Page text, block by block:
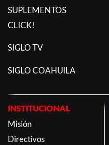
SUPLEMENTOS
CLICK!
SIGLO TV
SIGLO COAHUILA
INSTITUCIONAL
Misión
Directivos